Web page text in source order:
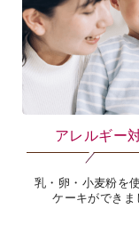
アレルギー
乳・卵・小麦粉を
ケーキができま